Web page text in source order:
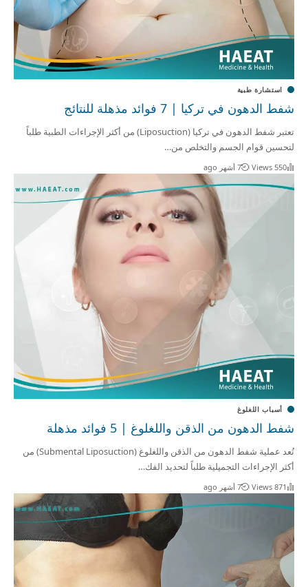
استشارة طبية
شفط الدهون في تركيا | 7 فوائد مذهلة للنتائج
تعتبر شفط الدهون في تركيا (Liposuction) من أكثر الإجراءات الطبية طلباً
لتحسين قوام الجسم والتخلص من…
550 Views 7 أشهر ago
أسباب اللغلوغ
شفط الدهون من الذقن واللغلوغ | 5 فوائد مذهلة
تُعد عملية شفط الدهون من الذقن واللغلوغ (Submental Liposuction) من
أكثر الإجراءات التجميلية طلباً لتحديد الفك…
871 Views 7 أشهر ago